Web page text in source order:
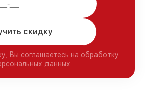
скидку
Вы соглашаетесь на обработку
данных